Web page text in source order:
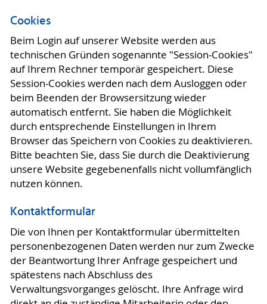
Cookies
Beim Login auf unserer Website werden aus
technischen Gründen sogenannte "Session-Cookies"
auf Ihrem Rechner temporär gespeichert. Diese
Session-Cookies werden nach dem Ausloggen oder
beim Beenden der Browsersitzung wieder
automatisch entfernt. Sie haben die Möglichkeit
durch entsprechende Einstellungen in Ihrem
Browser das Speichern von Cookies zu deaktivieren.
Bitte beachten Sie, dass Sie durch die Deaktivierung
unsere Website gegebenenfalls nicht vollumfänglich
nutzen können.
Kontaktformular
Die von Ihnen per Kontaktformular übermittelten
personenbezogenen Daten werden nur zum Zwecke
der Beantwortung Ihrer Anfrage gespeichert und
spätestens nach Abschluss des
Verwaltungsvorganges gelöscht. Ihre Anfrage wird